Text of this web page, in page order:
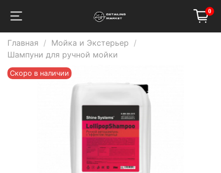
0
Главная
Мойка и Экстерьер
Шампуни для ручной мойки
Скоро в наличии